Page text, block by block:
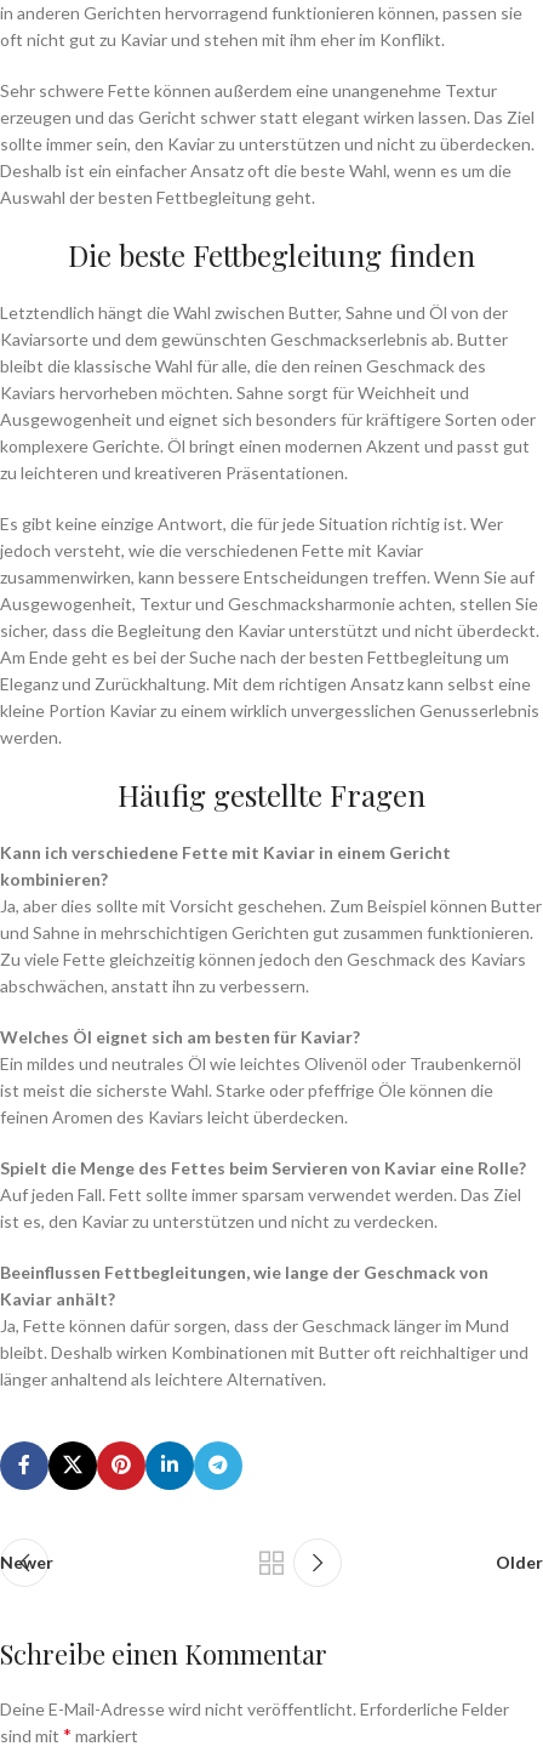
in anderen Gerichten hervorragend funktionieren können, passen sie
oft nicht gut zu Kaviar und stehen mit ihm eher im Konflikt.
Sehr schwere Fette können außerdem eine unangenehme Textur
erzeugen und das Gericht schwer statt elegant wirken lassen. Das Ziel
sollte immer sein, den Kaviar zu unterstützen und nicht zu überdecken.
Deshalb ist ein einfacher Ansatz oft die beste Wahl, wenn es um die
Auswahl der besten Fettbegleitung geht.
Die beste Fettbegleitung finden
Letztendlich hängt die Wahl zwischen Butter, Sahne und Öl von der
Kaviarsorte und dem gewünschten Geschmackserlebnis ab. Butter
bleibt die klassische Wahl für alle, die den reinen Geschmack des
Kaviars hervorheben möchten. Sahne sorgt für Weichheit und
Ausgewogenheit und eignet sich besonders für kräftigere Sorten oder
komplexere Gerichte. Öl bringt einen modernen Akzent und passt gut
zu leichteren und kreativeren Präsentationen.
Es gibt keine einzige Antwort, die für jede Situation richtig ist. Wer
jedoch versteht, wie die verschiedenen Fette mit Kaviar
zusammenwirken, kann bessere Entscheidungen treffen. Wenn Sie auf
Ausgewogenheit, Textur und Geschmacksharmonie achten, stellen Sie
sicher, dass die Begleitung den Kaviar unterstützt und nicht überdeckt.
Am Ende geht es bei der Suche nach der besten Fettbegleitung um
Eleganz und Zurückhaltung. Mit dem richtigen Ansatz kann selbst eine
kleine Portion Kaviar zu einem wirklich unvergesslichen Genusserlebnis
werden.
Häufig gestellte Fragen
Kann ich verschiedene Fette mit Kaviar in einem Gericht
kombinieren?
Ja, aber dies sollte mit Vorsicht geschehen. Zum Beispiel können Butter
und Sahne in mehrschichtigen Gerichten gut zusammen funktionieren.
Zu viele Fette gleichzeitig können jedoch den Geschmack des Kaviars
abschwächen, anstatt ihn zu verbessern.
Welches Öl eignet sich am besten für Kaviar?
Ein mildes und neutrales Öl wie leichtes Olivenöl oder Traubenkernöl
ist meist die sicherste Wahl. Starke oder pfeffrige Öle können die
feinen Aromen des Kaviars leicht überdecken.
Spielt die Menge des Fettes beim Servieren von Kaviar eine Rolle?
Auf jeden Fall. Fett sollte immer sparsam verwendet werden. Das Ziel
ist es, den Kaviar zu unterstützen und nicht zu verdecken.
Beeinflussen Fettbegleitungen, wie lange der Geschmack von
Kaviar anhält?
Ja, Fette können dafür sorgen, dass der Geschmack länger im Mund
bleibt. Deshalb wirken Kombinationen mit Butter oft reichhaltiger und
länger anhaltend als leichtere Alternativen.
Newer Older
Schreibe einen Kommentar
Deine E-Mail-Adresse wird nicht veröffentlicht. Erforderliche Felder
sind mit * markiert